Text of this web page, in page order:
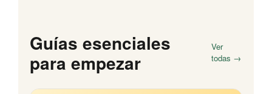
Guías esenciales
para empezar
Ver
todas →